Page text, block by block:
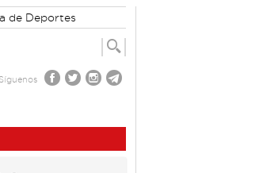
de Deportes
Síguenos